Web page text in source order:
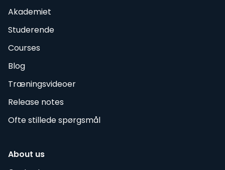
Akademiet
Studerende
Courses
Blog
Træningsvideoer
Release notes
Ofte stillede spørgsmål
About us